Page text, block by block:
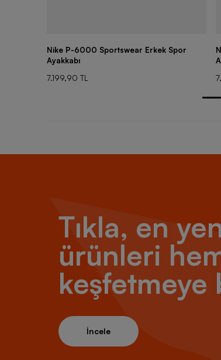
Nike P-6000 Sportswear Erkek Spor
Ayakkabı
7.199,90 TL
Tıkla, en
ürünleri
keşfetmeye
İncele